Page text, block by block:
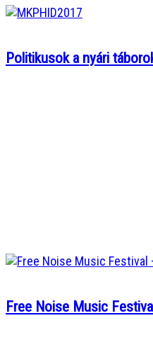
Politikusok a nyári
Free Noise Music